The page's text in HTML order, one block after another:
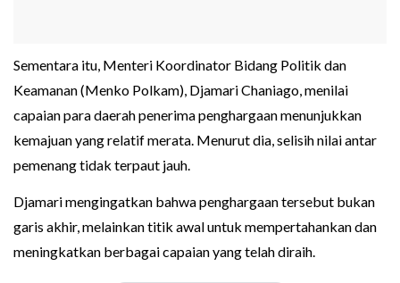
Sementara itu, Menteri Koordinator Bidang Politik dan
Keamanan (Menko Polkam), Djamari Chaniago, menilai
capaian para daerah penerima penghargaan menunjukkan
kemajuan yang relatif merata. Menurut dia, selisih nilai antar
pemenang tidak terpaut jauh.
Djamari mengingatkan bahwa penghargaan tersebut bukan
garis akhir, melainkan titik awal untuk mempertahankan dan
meningkatkan berbagai capaian yang telah diraih.